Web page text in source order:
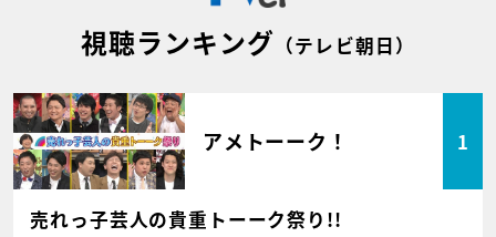
視聴ランキング （テレビ朝日）
アメトーーク！ 1
売れっ子芸人の貴重トーーク祭り!!